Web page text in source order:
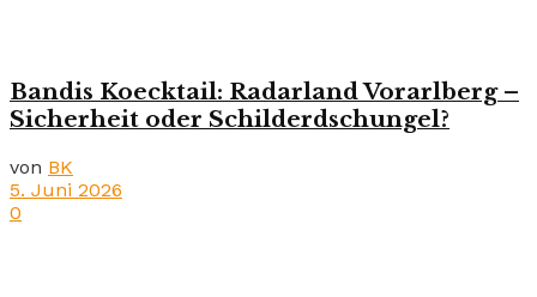
Bandis Koecktail: Radarland Vorarlberg –
Sicherheit oder Schilderdschungel?
von BK
5. Juni 2026
0